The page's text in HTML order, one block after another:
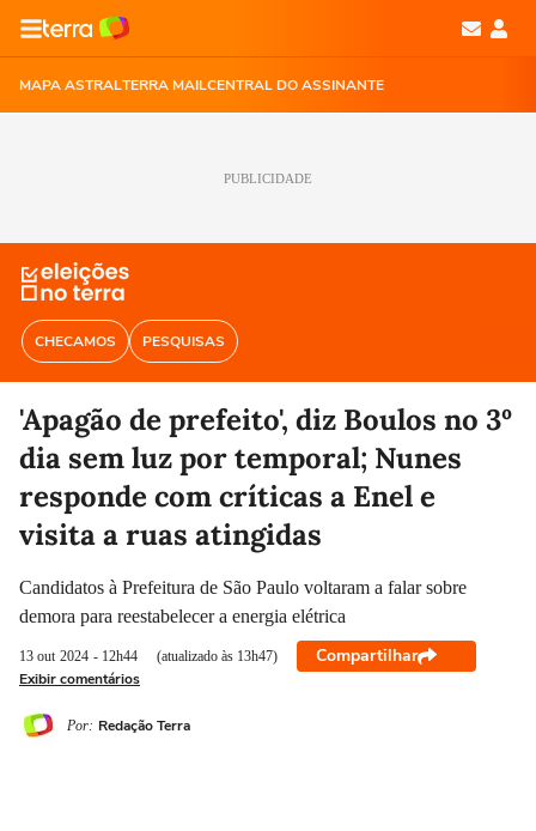
MAPA ASTRALTERRA MAILCENTRAL DO ASSINANTE
PUBLICIDADE
CHECAMOS PESQUISAS
'Apagão de prefeito', diz Boulos no 3º
dia sem luz por temporal; Nunes
responde com críticas a Enel e
visita a ruas atingidas
Candidatos à Prefeitura de São Paulo voltaram a falar sobre
demora para reestabelecer a energia elétrica
13 out 2024 - 12h44 (atualizado às 13h47) Compartilhar
Exibir comentários
Por: Redação Terra